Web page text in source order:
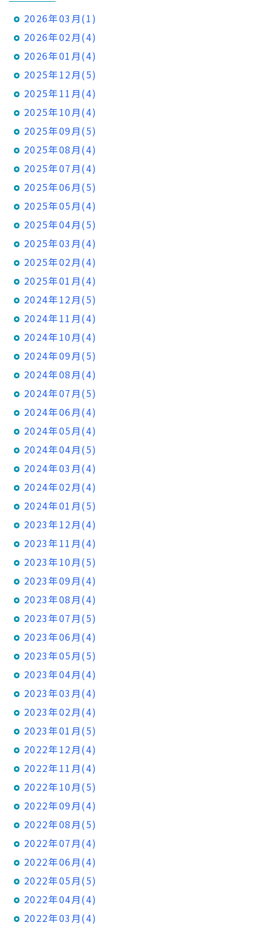
2026年03月(1)
2026年02月(4)
2026年01月(4)
2025年12月(5)
2025年11月(4)
2025年10月(4)
2025年09月(5)
2025年08月(4)
2025年07月(4)
2025年06月(5)
2025年05月(4)
2025年04月(5)
2025年03月(4)
2025年02月(4)
2025年01月(4)
2024年12月(5)
2024年11月(4)
2024年10月(4)
2024年09月(5)
2024年08月(4)
2024年07月(5)
2024年06月(4)
2024年05月(4)
2024年04月(5)
2024年03月(4)
2024年02月(4)
2024年01月(5)
2023年12月(4)
2023年11月(4)
2023年10月(5)
2023年09月(4)
2023年08月(4)
2023年07月(5)
2023年06月(4)
2023年05月(5)
2023年04月(4)
2023年03月(4)
2023年02月(4)
2023年01月(5)
2022年12月(4)
2022年11月(4)
2022年10月(5)
2022年09月(4)
2022年08月(5)
2022年07月(4)
2022年06月(4)
2022年05月(5)
2022年04月(4)
2022年03月(4)